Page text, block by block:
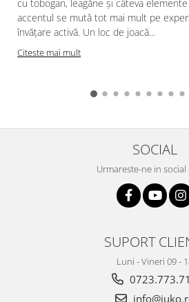
cu tobogan, leagăne și câteva
accentul se mută tot mai mult pe
învățare activă. Un loc de joacă...
Citeste mai mult
SOCIAL
Urmareste-ne in social
SUPORT
Luni - Vineri 09 -